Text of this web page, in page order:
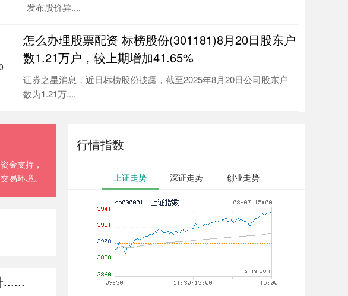
发布股价异....
怎么办理股票配资 标榜股份(301181)8月20日股东户
数1.21万户，较上期增加41.65%
证券之星消息，近日标榜股份披露，截至2025年8月20日公司股东户
数为1.21万....
金支持，
易环境。
......
行情指数
上证走势 深证走势 创业走势